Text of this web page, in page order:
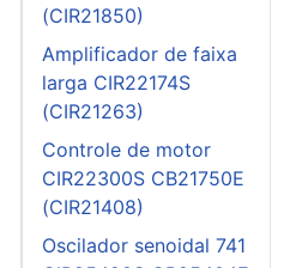
(CIR21850)
Amplificador de faixa
larga CIR22174S
(CIR21263)
Controle de motor
CIR22300S CB21750E
(CIR21408)
Oscilador senoidal 741